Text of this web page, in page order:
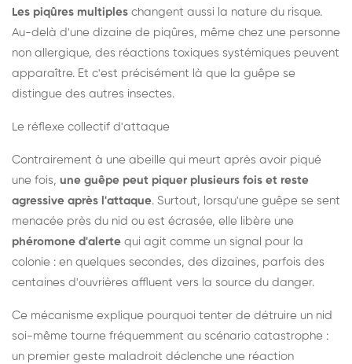
Les piqûres multiples changent aussi la nature du risque.
Au-delà d'une dizaine de piqûres, même chez une personne
non allergique, des réactions toxiques systémiques peuvent
apparaître. Et c'est précisément là que la guêpe se
distingue des autres insectes.
Le réflexe collectif d'attaque
Contrairement à une abeille qui meurt après avoir piqué
une fois, une guêpe peut piquer plusieurs fois et reste
agressive après l'attaque. Surtout, lorsqu'une guêpe se sent
menacée près du nid ou est écrasée, elle libère une
phéromone d'alerte qui agit comme un signal pour la
colonie : en quelques secondes, des dizaines, parfois des
centaines d'ouvrières affluent vers la source du danger.
Ce mécanisme explique pourquoi tenter de détruire un nid
soi-même tourne fréquemment au scénario catastrophe :
un premier geste maladroit déclenche une réaction